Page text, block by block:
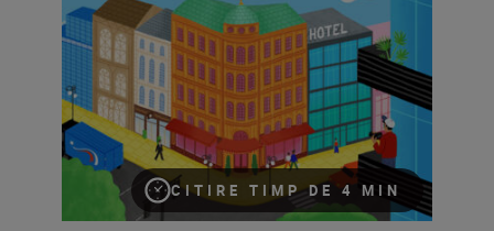
CITIRE TIMP DE 4 MIN